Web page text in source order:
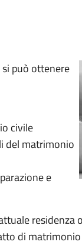
può ottenere
civile
del matrimonio
e
residenza
di